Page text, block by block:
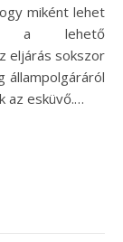
miként lehet
a lehető
eljárás sokszor
állampolgáráról
az esküvő.…